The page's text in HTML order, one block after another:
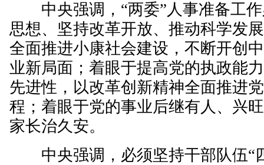
中央强调，“两委”人事准备工作
思想、坚持改革开放、推动科学发
全面推进小康社会建设，不断开创
业新局面；着眼于提高党的执政能
先进性，以改革创新精神全面推进
程；着眼于党的事业后继有人、兴
家长治久安。
中央强调，必须坚持干部队伍“